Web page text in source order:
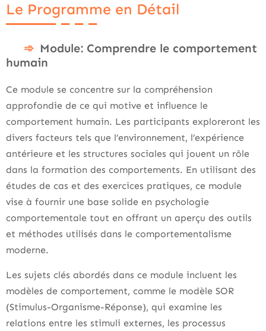
Le Programme en Détail
Module: Comprendre le comportement
humain
Ce module se concentre sur la compréhension
approfondie de ce qui motive et influence le
comportement humain. Les participants exploreront les
divers facteurs tels que l’environnement, l’expérience
antérieure et les structures sociales qui jouent un rôle
dans la formation des comportements. En utilisant des
études de cas et des exercices pratiques, ce module
vise à fournir une base solide en psychologie
comportementale tout en offrant un aperçu des outils
et méthodes utilisés dans le comportementalisme
moderne.
Les sujets clés abordés dans ce module incluent les
modèles de comportement, comme le modèle SOR
(Stimulus-Organisme-Réponse), qui examine les
relations entre les stimuli externes, les processus